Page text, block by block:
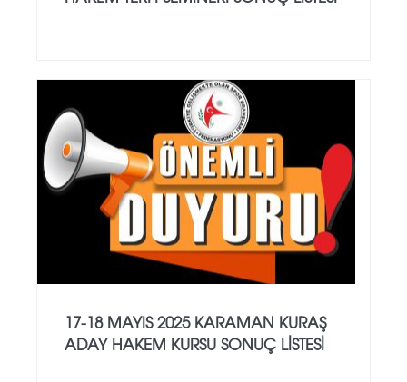
17-18 MAYIS 2025 KARAMAN KURAŞ
ADAY HAKEM KURSU SONUÇ LİSTESİ